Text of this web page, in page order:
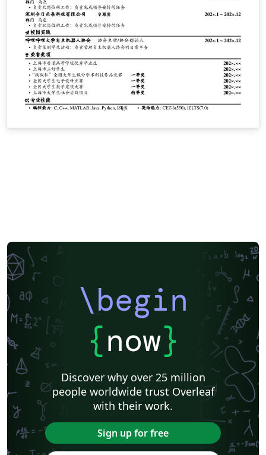
\begin
{now}
Discover why over 25 million
people worldwide trust Overleaf
with their work.
Sign up for free